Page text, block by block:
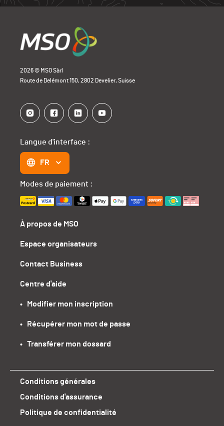
2026 © MSO Sàrl
Route de Delémont 150, 2802 Develier, Suisse
À propos de MSO
Espace organisateurs
Contact Business
Centre d'aide
•   Modifier mon inscription
•   Récupérer mon mot de passe
•   Transférer mon dossard
Langue d'interface :
FR
Modes de paiement :
Conditions générales
Conditions d'assurance
Politique de confidentialité